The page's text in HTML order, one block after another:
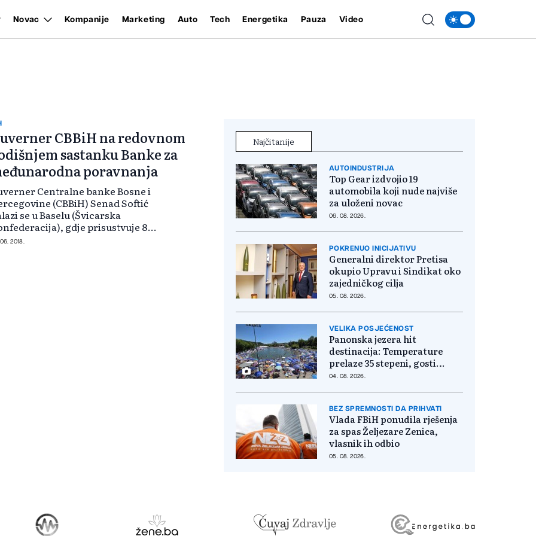
Novac Kompanije Marketing Auto Tech Energetika Pauza Video
CBBiH na redovnom
sastanku Banke za
poravnanja
Centralne banke Bosne i
(CBBiH) Senad Softić
se u Baselu (Švicarska
gdje prisustvuje 88.
godišnjem sastanku
2018.
Najčitanije
AUTOINDUSTRIJA
Top Gear izdvojio 19
automobila koji nude najviše
za uloženi novac
06. 08. 2026.
POKRENUO INICIJATIVU
Generalni direktor Pretisa
okupio Upravu i Sindikat oko
zajedničkog cilja
05. 08. 2026.
VELIKA POSJEĆENOST
Panonska jezera hit
destinacija: Temperature
prelaze 35 stepeni, gosti
pristižu iz cijele regije
04. 08. 2026.
BEZ SPREMNOSTI DA PRIHVATI
Vlada FBiH ponudila rješenja
za spas Željezare Zenica,
vlasnik ih odbio
05. 08. 2026.